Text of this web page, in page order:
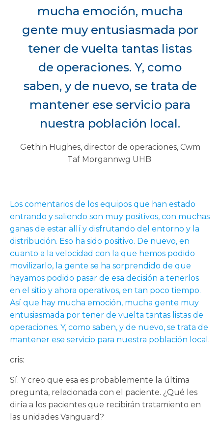
mucha emoción, mucha
gente muy entusiasmada por
tener de vuelta tantas listas
de operaciones. Y, como
saben, y de nuevo, se trata de
mantener ese servicio para
nuestra población local.
Gethin Hughes, director de operaciones, Cwm
Taf Morgannwg UHB
Los comentarios de los equipos que han estado
entrando y saliendo son muy positivos, con muchas
ganas de estar allí y disfrutando del entorno y la
distribución. Eso ha sido positivo. De nuevo, en
cuanto a la velocidad con la que hemos podido
movilizarlo, la gente se ha sorprendido de que
hayamos podido pasar de esa decisión a tenerlos
en el sitio y ahora operativos, en tan poco tiempo.
Así que hay mucha emoción, mucha gente muy
entusiasmada por tener de vuelta tantas listas de
operaciones. Y, como saben, y de nuevo, se trata de
mantener ese servicio para nuestra población local.
cris:
Sí. Y creo que esa es probablemente la última
pregunta, relacionada con el paciente. ¿Qué les
diría a los pacientes que recibirán tratamiento en
las unidades Vanguard?